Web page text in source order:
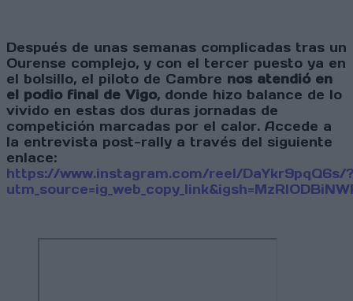
Después de unas semanas complicadas tras un
Ourense complejo, y con el tercer puesto ya en
el bolsillo, el piloto de Cambre nos atendió en
el podio final de Vigo, donde hizo balance de lo
vivido en estas dos duras jornadas de
competición marcadas por el calor. Accede a
la entrevista post-rally a través del siguiente
enlace:
https://www.instagram.com/reel/DaYkr9pqQ6s/